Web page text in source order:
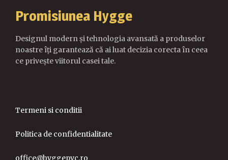
Promisiunea Hygge
Designul modern și tehnologia avansată a produselor
noastre îți garantează că ai luat decizia corecta în ceea
ce privește viitorul casei tale.
Termeni si conditii
Politica de confidentialitate
office@hyggepvc.ro